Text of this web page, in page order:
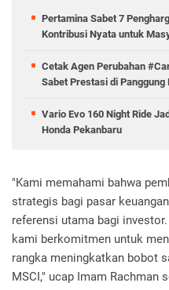
Pertamina Sabet 7
Kontribusi Nyata untuk
Cetak Agen Perubahan
Sabet Prestasi di Panggung
Vario Evo 160 Night Ride
Honda Pekanbaru
"Kami memahami bahwa
strategis bagi pasar
referensi utama bagi
kami berkomitmen untuk
rangka meningkatkan bobot
MSCI," ucap Imam Rachman